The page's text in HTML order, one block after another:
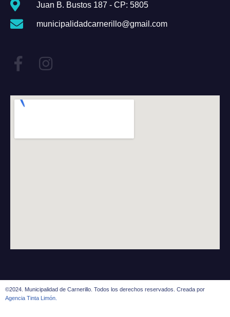
Juan B. Bustos 187 - CP: 5805
municipalidadcarnerillo@gmail.com
©2024. Municipalidad de Carnerillo. Todos los derechos reservados. Creada por
Agencia Tinta Limón.